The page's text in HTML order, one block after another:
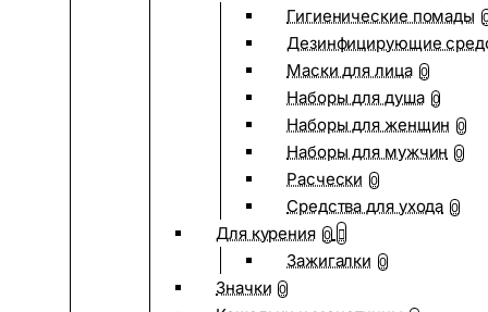
Гигиенические помады
Дезинфицирующие
Маски для лица 0
Наборы для душа 0
Наборы для женщин 0
Наборы для мужчин 0
Расчески 0
Средства для ухода 0
Для курения 0
Зажигалки 0
Значки 0